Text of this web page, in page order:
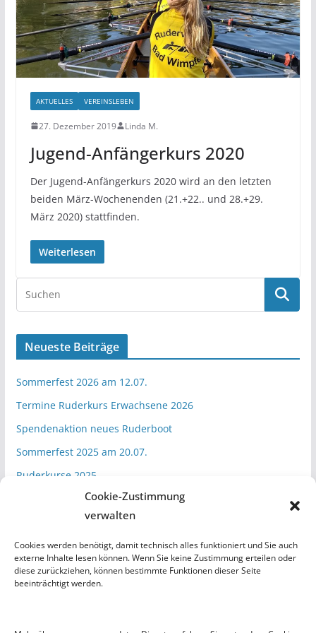
Cookie-Zustimmung
verwalten
Cookies werden benötigt, damit technisch alles funktioniert und Sie auch
externe Inhalte lesen können. Wenn Sie keine Zustimmung erteilen oder
diese zurückziehen, können bestimmte Funktionen dieser Seite
beeinträchtigt werden.
AKTUELLES VEREINSLEBEN
27. Dezember 2019 Linda M.
Jugend-Anfängerkurs 2020
Der Jugend-Anfängerkurs 2020 wird an den letzten
beiden März-Wochenenden (21.+22.. und 28.+29.
März 2020) stattfinden.
Weiterlesen
Neueste Beiträge
Sommerfest 2026 am 12.07.
Termine Ruderkurs Erwachsene 2026
Spendenaktion neues Ruderboot
Sommerfest 2025 am 20.07.
Ruderkurse 2025
Aktuelles
Vereinsleben